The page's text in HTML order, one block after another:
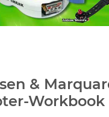
&
Workbook